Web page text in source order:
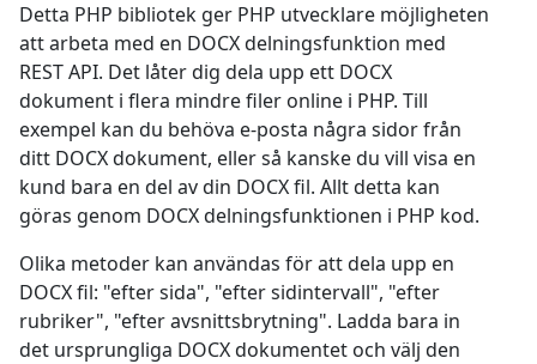
Detta PHP bibliotek ger PHP utvecklare möjligheten
att arbeta med en DOCX delningsfunktion med
REST API. Det låter dig dela upp ett DOCX
dokument i flera mindre filer online i PHP. Till
exempel kan du behöva e-posta några sidor från
ditt DOCX dokument, eller så kanske du vill visa en
kund bara en del av din DOCX fil. Allt detta kan
göras genom DOCX delningsfunktionen i PHP kod.
Olika metoder kan användas för att dela upp en
DOCX fil: "efter sida", "efter sidintervall", "efter
rubriker", "efter avsnittsbrytning". Ladda bara in
det ursprungliga DOCX dokumentet och välj den